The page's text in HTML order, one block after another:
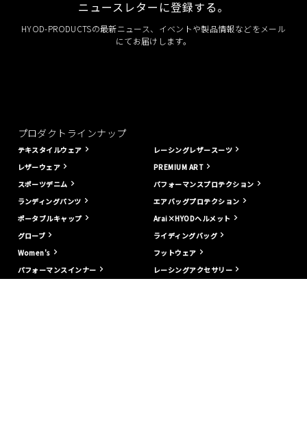
ニュースレターに登録する。
HYOD-PRODUCTSの最新ニュース、イベントや製品情報などをメール
にてお届けします。
プロダクトラインナップ
テキスタイルウェア
レザーウェア
スポーツデニム
ランディングパンツ
ポータブルキャップ
グローブ
Women's
パフォーマンスインナー
レーシングレザースーツ
PREMIUM ART
パフォーマンスプロテクション
エアバッグプロテクション
Arai×HYODヘルメット
ライディングバッグ
フットウェア
レーシングアクセサリー